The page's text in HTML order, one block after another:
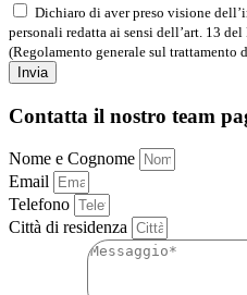
Dichiaro di aver preso visione
personali redatta ai sensi dell’art. 13
(Regolamento generale sul trattamento
Invia
Contatta il nostro team
Nome e Cognome
Email
Telefono
Città di residenza